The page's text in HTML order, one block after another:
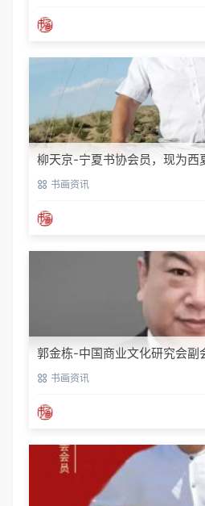
柳天京-宁夏书协会员，现为西
书画资讯
郭金栋-中国商业文化研究会副
书画资讯